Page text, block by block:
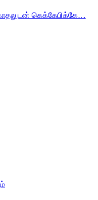
கெக்கேபிக்கே…